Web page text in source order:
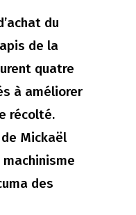
du
de la
quatre
à améliorer
récolté.
Mickaël
des